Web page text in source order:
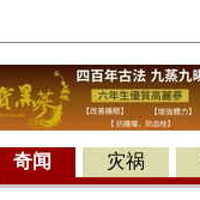
奇闻 灾祸